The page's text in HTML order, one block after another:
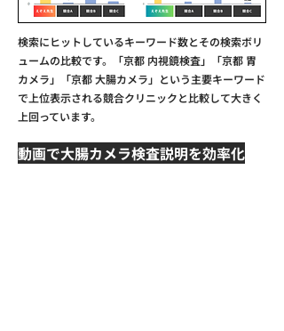
検索にヒットしているキーワード数とその検索ボリ
ュームの比較です。「京都 内視鏡検査」「京都 胃
カメラ」「京都 大腸カメラ」という主要キーワード
で上位表示される競合クリニックと比較して大きく
上回っています。
動画で大腸カメラ検査説明を効率化